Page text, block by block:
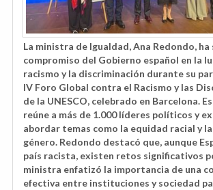
La ministra de Igualdad, Ana Redondo, ha
compromiso del Gobierno español en la
racismo y la discriminación durante su
IV Foro Global contra el Racismo y las
de la UNESCO, celebrado en Barcelona.
reúne a más de 1.000 líderes políticos y
abordar temas como la equidad racial y
género. Redondo destacó que, aunque
país racista, existen retos significativos
ministra enfatizó la importancia de una
efectiva entre instituciones y sociedad